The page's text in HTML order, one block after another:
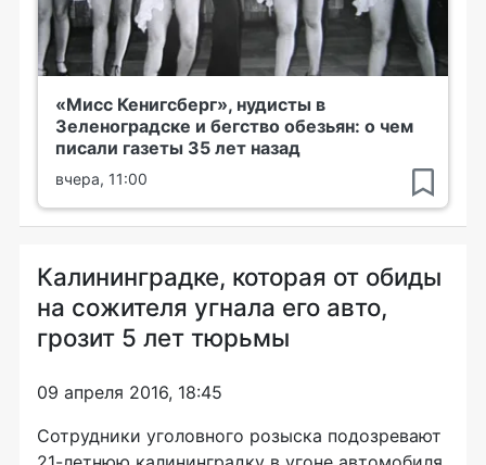
«Мисс Кенигсберг», нудисты в
Зеленоградске и бегство обезьян: о чем
писали газеты 35 лет назад
вчера, 11:00
Калининградке, которая от обиды
на сожителя угнала его авто,
грозит 5 лет тюрьмы
09 апреля 2016, 18:45
Сотрудники уголовного розыска подозревают